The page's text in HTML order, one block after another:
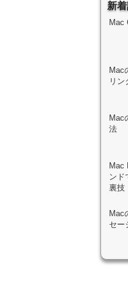
新
Mac
Mac
リ
Mac
法
Mac
ンド
裏技
Mac
セー